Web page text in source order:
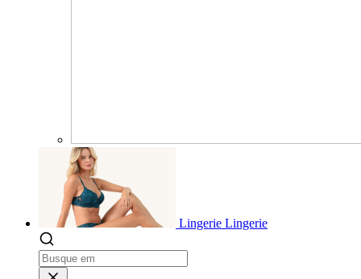
Lingerie Lingerie